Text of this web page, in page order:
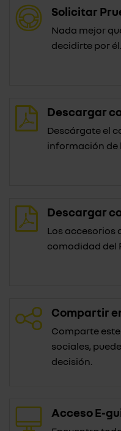
Solicitar
Nada mejor
decidirte por él.
Descargar
Descárgate el
información de
Descargar
Los accesorios
comodidad del
Compartir
Comparte
sociales,
decisión.
Acceso E-